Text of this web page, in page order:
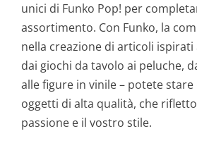
unici di Funko Pop! per
assortimento. Con Funko, la
nella creazione di articoli
dai giochi da tavolo ai peluche,
alle figure in vinile – potete
oggetti di alta qualità, che
passione e il vostro stile.